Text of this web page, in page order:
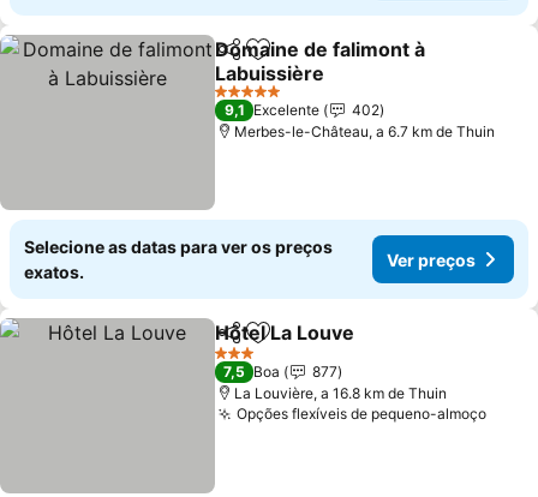
PartilharAdicionar aos favoritos
Domaine de falimont à
Labuissière
5 Estrelas
9,1 Excelente
402
Merbes-le-Château, a 6.7 km de Thuin
Selecione as datas para ver os preços
exatos.
Ver preços
PartilharAdicionar aos favoritos
Hôtel La Louve
3 Estrelas
7,5 Boa
877
La Louvière, a 16.8 km de Thuin
Opções flexíveis de pequeno-almoço